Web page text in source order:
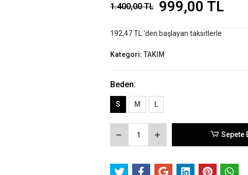
1.400,00 TL 999,00 TL
192,47 TL 'den başlayan taksitlerle
Kategori: TAKIM
Beden:
S M L
Sepete